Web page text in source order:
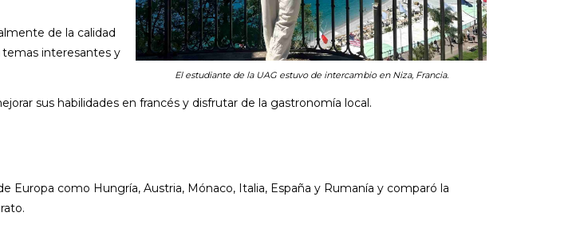
de la calidad
interesantes y
El estudiante de la UAG estuvo de intercambio en Niza, Francia.
sus habilidades en francés y disfrutar de la gastronomía local.
Europa como Hungría, Austria, Mónaco, Italia, España y Rumanía y comparó la